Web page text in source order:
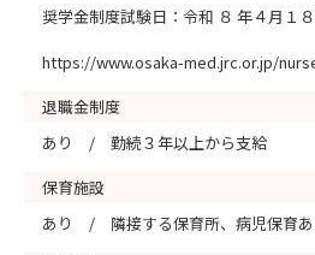
奨学金制度試験日：令和 ８ 年４月１８
https://www.osaka-med.jrc.or.jp/
退職金制度
あり / 勤続３年以上から支給
保育施設
あり / 隣接する保育所、病児保育あ